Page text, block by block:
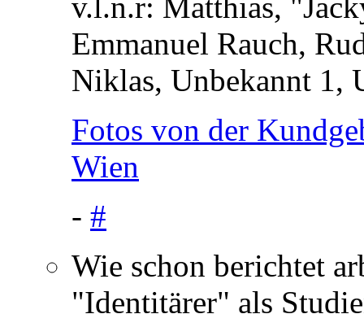
v.l.n.r: Matthias,
Emmanuel Rauch,
Niklas, Unbekannt 1,
Fotos von der
Wien
- #
Wie schon berichtet
"Identitärer" als